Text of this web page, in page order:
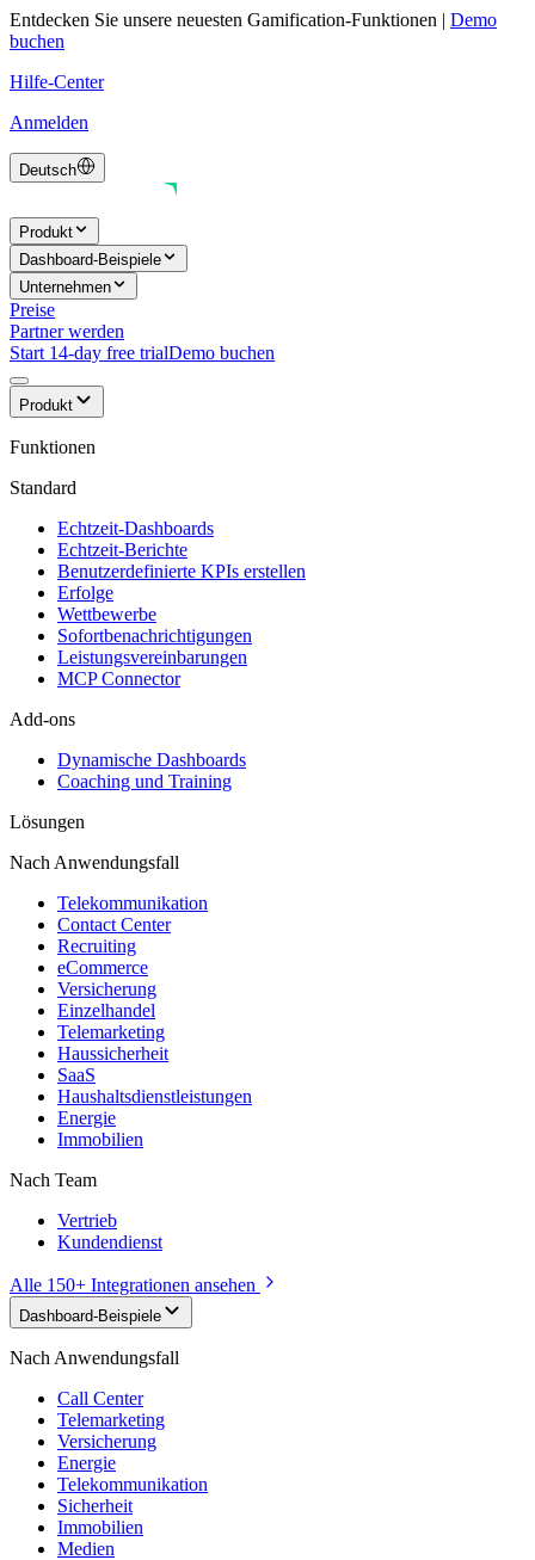
Entdecken Sie unsere neuesten Gamification-Funktionen | Demo
buchen
Hilfe-Center
Anmelden
Deutsch
Produkt
Dashboard-Beispiele
Unternehmen
Preise
Partner werden
Start 14-day free trialDemo buchen
Produkt
Funktionen
Standard
Echtzeit-Dashboards
Echtzeit-Berichte
Benutzerdefinierte KPIs erstellen
Erfolge
Wettbewerbe
Sofortbenachrichtigungen
Leistungsvereinbarungen
MCP Connector
Add-ons
Dynamische Dashboards
Coaching und Training
Lösungen
Nach Anwendungsfall
Telekommunikation
Contact Center
Recruiting
eCommerce
Versicherung
Einzelhandel
Telemarketing
Haussicherheit
SaaS
Haushaltsdienstleistungen
Energie
Immobilien
Nach Team
Vertrieb
Kundendienst
Alle 150+ Integrationen ansehen
Dashboard-Beispiele
Nach Anwendungsfall
Call Center
Telemarketing
Versicherung
Energie
Telekommunikation
Sicherheit
Immobilien
Medien